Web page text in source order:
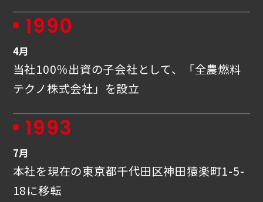
1990
4月
当社100％出資の子会社として、「全農燃料
テクノ株式会社」を設立
1993
7月
本社を現在の東京都千代田区神田猿楽町1-5-
18に移転